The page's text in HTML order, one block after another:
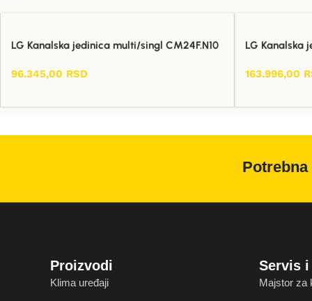
LG Kanalska jedinica multi/singl CM24F.N10
96.345,00 RSD
LG Kanalska
163.996,00
Proizvodi
Klima uređaji
Servis i
Majstor za